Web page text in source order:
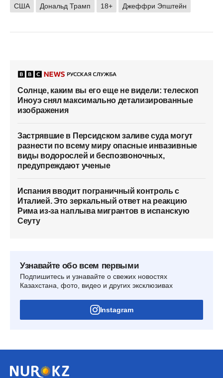
США Дональд Трамп 18+ Джеффри Эпштейн
Солнце, каким вы его еще не видели: телескоп
Иноуэ снял максимально детализированные
изображения
Застрявшие в Персидском заливе суда могут
разнести по всему миру опасные инвазивные
виды водорослей и беспозвоночных,
предупреждают ученые
Испания вводит пограничный контроль с
Италией. Это зеркальный ответ на реакцию
Рима из-за наплыва мигрантов в испанскую
Сеуту
Узнавайте обо всем первыми
Подпишитесь и узнавайте о свежих новостях
Казахстана, фото, видео и других эксклюзивах
Instagram